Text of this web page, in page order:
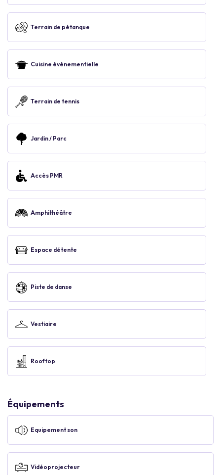
Terrain de pétanque
Cuisine événementielle
Terrain de tennis
Jardin / Parc
Accès PMR
Amphithéâtre
Espace détente
Piste de danse
Vestiaire
Rooftop
Équipements
Equipement son
Vidéoprojecteur